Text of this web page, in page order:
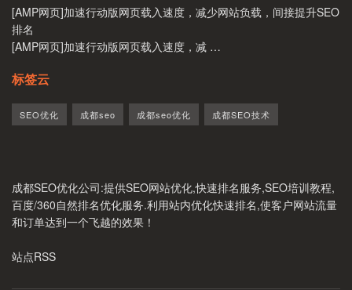
[AMP网页]加速行动版网页载入速度，减少网站负载，间接提升SEO
排名
[AMP网页]加速行动版网页载入速度，减 …
标签云
SEO优化 成都seo 成都seo优化 成都SEO技术
成都SEO优化公司:提供SEO网站优化,快速排名服务,SEO培训教程,
百度/360自然排名优化服务.利用站内优化快速排名,使客户网站流量
和订单达到一个飞越的效果！
站点RSS